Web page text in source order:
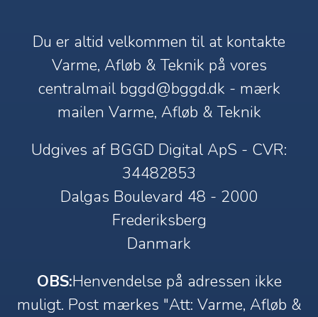
Du er altid velkommen til at kontakte
Varme, Afløb & Teknik på vores
centralmail bggd@bggd.dk - mærk
mailen Varme, Afløb & Teknik
Udgives af BGGD Digital ApS - CVR:
34482853
Dalgas Boulevard 48 - 2000
Frederiksberg
Danmark
OBS:Henvendelse på adressen ikke
muligt. Post mærkes "Att: Varme, Afløb &